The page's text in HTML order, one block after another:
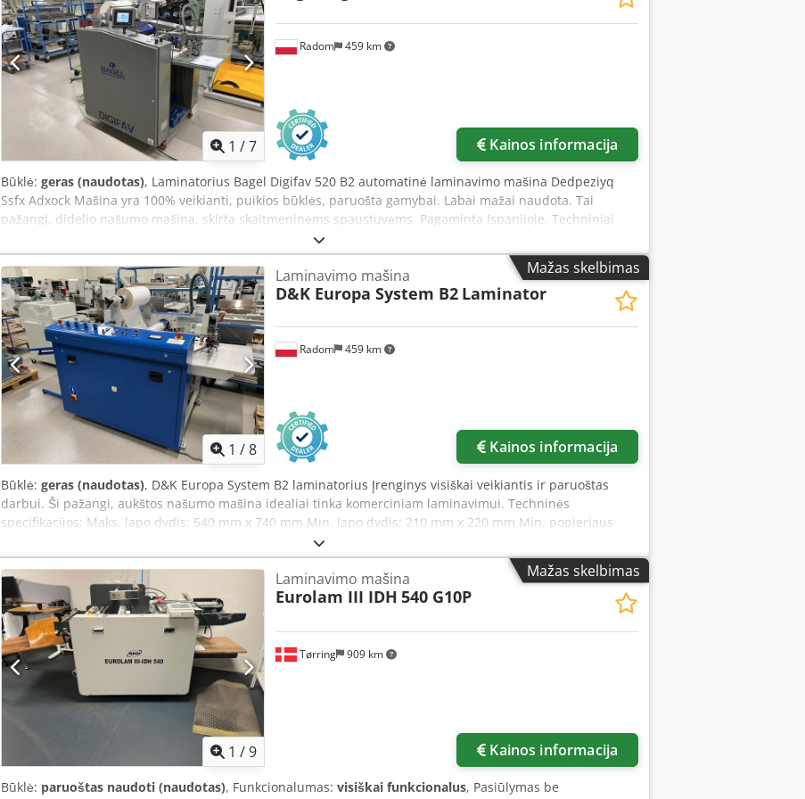
Svoris: 320 kg Pagaminta Čekijoje.
1 /7
Radom 459 km
Kainos informacija
Būklė: geras (naudotas), Laminatorius Bagel Digifav 520 B2 automatinė laminavimo mašina Dedpeziyq
Ssfx Adxock Mašina yra 100% veikianti, puikios būklės, paruošta gamybai. Labai mažai naudota. Tai
pažangi, didelio našumo mašina, skirta skaitmeninėms spaustuvėms. Pagaminta Ispanijoje. Techniniai
duomenys: Maks. lapo dydis: 520 mm x 720 mm Min. lapo dydis: 220 mm x 220 mm Min. popieriaus
svoris: 130 gsm Maks. popieriaus svoris: 350 gsm Darbinė temperatūra: 80-145°C Maks. darbo greitis: 22
m/min Svoris: 750 kg Energijos tiekimas: 380V Papildomai: 6 barų suspaustas oras Plieninis, chromuotas
cilindras su dideliu skersmeniu, užpildytas alyva didesniam darbo stabilumui užtikrinti. Pneumatinis
spaudimas, atskyrimas ir automatinis lapų padavimas iš aukštos krūvos. Reguliuojama spaudimo jėga.
Išplečiamas velenas folijos tvirtinimui, montuojamas ant atverčiamos svirties. Jutiklinis valdymo skydelis
patogiam valdymui. Lapo tiesinimo modulis. Priėmimo stalas. Klauskite apie prekę.
Mažas skelbimas
1 /8
Radom 459 km
Laminavimo mašina
D&K Europa System B2 Laminator
Kainos informacija
Būklė: geras (naudotas), D&K Europa System B2 laminatorius Įrenginys visiškai veikiantis ir paruoštas
darbui. Ši pažangi, aukštos našumo mašina idealiai tinka komerciniam laminavimui. Techninės
specifikacijos: Maks. lapo dydis: 540 mm x 740 mm Min. lapo dydis: 210 mm x 220 mm Min. popieriaus
svoris: 115 g/m² Maks. popieriaus svoris: 400 g/m² Darbinė temperatūra: 80-145°C Svoris: 750 kg 380 V
elektros tiekimas Chromuoto plieno cilindras Pneumatinis prispaudimas, atskyrimas ir automatinis
didelės talpos padavimas. Lapo padavimo tikslumas: ±2,0 mm Valdymo jutiklinis ekranas patogiam
naudojimui. Dedjzhkhxspfx Adxsck Lapo tiesinimo modulis. Lapo išvesties joggeris.
Mažas skelbimas
1 /9
Tørring 909 km
Laminavimo mašina
Eurolam III IDH 540 G10P
Kainos informacija
Būklė: paruoštas naudoti (naudotas), Funkcionalumas: visiškai funkcionalus, Pasiūlymas be